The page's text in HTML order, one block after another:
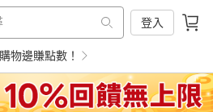
登入
物邊賺點數！